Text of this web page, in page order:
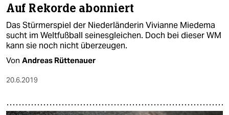
Auf Rekorde abonniert
Das Stürmerspiel der Niederländerin Vivianne Miedema
sucht im Weltfußball seinesgleichen. Doch bei dieser WM
kann sie noch nicht überzeugen.
Von Andreas Rüttenauer
20.6.2019